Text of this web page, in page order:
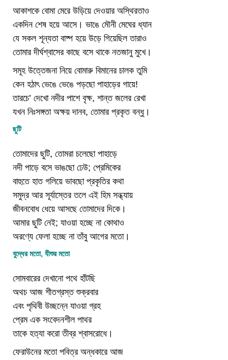
আকাশকে বোমা মেরে উড়িয়ে দেওয়ার অস্থিরতাও
একদিন শেষ হয়ে আসে। ভাঙে মৌনী মেঘের ধ্যান
যে সকল শূন্যতা বাষ্প হয়ে উড়ে গিয়েছিল তারাও
তোমার দীর্ঘশ্বাসের কাছে বসে থাকে নতজানু মুখে।
সমূহ উত্তেজনা নিয়ে বোমারু বিমানের চালক তুমি
কেন হঠাৎ ভেঙে ভেঙে পড়ছো পাহাড়ের গায়ে!
তারচে’ দেখো নদীর পাশে বৃক্ষ, শান্ত জলের রেখা
যখন নিঃসঙ্গতা অক্ষয় দানব, তোমার প্রকৃত বন্ধু।
ছুটি
তোমাদের ছুটি, তোমরা চলেছো পাহাড়ে
নদী পাড়ে বসে ভাঙছো ঢেউ; প্রেমিকের
বাহুতে হাত গলিয়ে ভাবছো প্রকৃতির কথা
সমুদ্র আর সূর্যাস্তের তলে এই হিম সন্ধ্যায়
জীবনবোধ ধেয়ে আসছে তোমাদের দিকে।
আমার ছুটি নেই; যাওয়া হচ্ছে না কোথাও
অরণ্যে ফেলা হচ্ছে না তাঁবু আগের মতো।
বুদ্ধের মতো, যীশুর মতো
সোমবারের দেখানো পথে হাঁটছি
অথচ আজ শীতগ্রস্ত শুক্রবার
এবং পৃথিবী উচ্ছন্নে যাওয়া গ্রহ
প্রেম এক সংবেদনশীল পাথর
তাকে হত্যা করো তীব্র শ্বাসরোধে।
ফেরাউনের মতো পবিত্র অন্ধকারে আজ